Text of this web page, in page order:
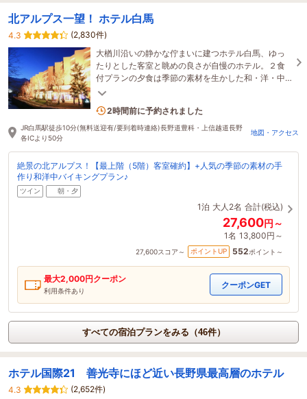
北アルプス一望！ ホテル白馬
4.3
(2,830件)
大楢川沿いの静かな佇まいに建つホテル白馬、ゆっ
たりとした客室と眺めの良さが自慢のホテル。２食
付プランの夕食は季節の素材を生かした和・洋・中
のバラエティ豊かなメニューの手作りバイキングが
4名がこの宿を見ています
2時間前に予約されました
JR白馬駅徒歩10分(無料送迎有/要到着時連絡)長野道豊科・上信越道長野
各ICより50分
地図・アクセス
絶景の北アルプス！【最上階（5階）客室確約】+人気の季節の素材の手
作り和洋中バイキングプラン♪
ツイン 朝・夕
1泊 大人2名 合計(税込)
27,600円～
1名 13,800円～
27,600スコア～ ポイントUP 552ポイント～
最大2,000円クーポン
利用条件あり
クーポンGET
すべての宿泊プランをみる（46件）
ホテル国際21 善光寺にほど近い長野県最高層のホテル
4.3
(2,652件)